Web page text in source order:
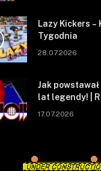
Lazy Kickers –
Tygodnia
28.07.2026
Jak powstawał
lat legendy! |
17.07.2026